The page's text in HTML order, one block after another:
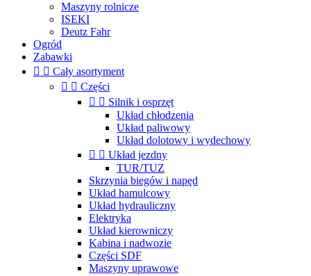
Maszyny rolnicze
ISEKI
Deutz Fahr
Ogród
Zabawki
  Cały asortyment
  Części
  Silnik i osprzęt
Układ chłodzenia
Układ paliwowy
Układ dolotowy i wydechowy
  Układ jezdny
TUR/TUZ
Skrzynia biegów i napęd
Układ hamulcowy
Układ hydrauliczny
Elektryka
Układ kierowniczy
Kabina i nadwozie
Części SDF
Maszyny uprawowe